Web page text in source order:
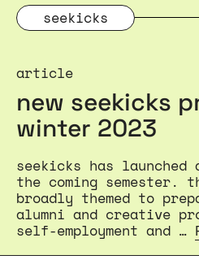
Skip
seekicks
article
new seekicks
winter 2023
seekicks has launched
the coming semester.
broadly themed to
alumni and creative
self-employment and …